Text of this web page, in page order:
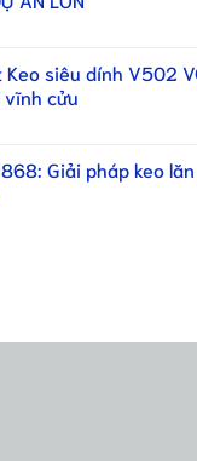
siêu dính V502
vĩnh cửu
Giải pháp keo